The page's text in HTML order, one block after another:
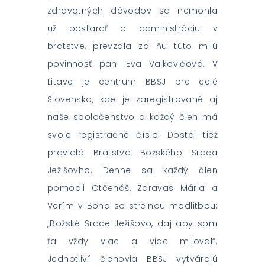
zdravotných dôvodov sa nemohla
už postarať o administráciu v
bratstve, prevzala za ňu túto milú
povinnosť pani Eva Valkovičová. V
Litave je centrum BBSJ pre celé
Slovensko, kde je zaregistrované aj
naše spoločenstvo a každý člen má
svoje registračné číslo. Dostal tiež
pravidlá Bratstva Božského Srdca
Ježišovho. Denne sa každý člen
pomodli Otčenáš, Zdravas Mária a
Verím v Boha so strelnou modlitbou:
„Božské Srdce Ježišovo, daj aby som
ťa vždy viac a viac miloval“.
Jednotliví členovia BBSJ vytvárajú